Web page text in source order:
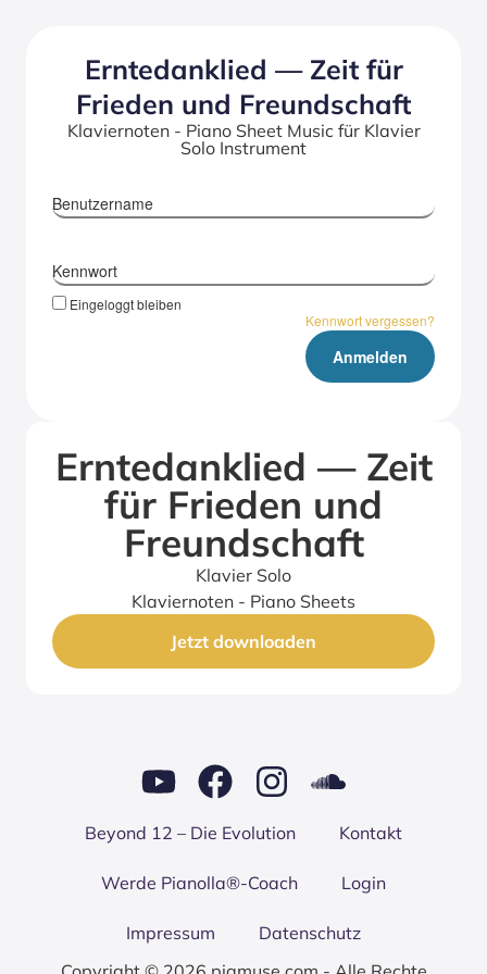
Ern­te­dank­lied — Zeit für
Frie­den und Freund­schaft
Klaviernoten - Piano Sheet Music für Klavier
Solo Instrument
Benutzername
Kennwort
Eingeloggt bleiben
Kennwort vergessen?
Ern­te­dank­lied — Zeit
für Frie­den und
Freund­schaft
Klavier Solo
Klaviernoten - Piano Sheets
Jetzt downloaden
Bey­ond 12 – Die Evo­lu­ti­on Kon­takt
Wer­de Pianolla®-Coach Log­in
Impres­sum
Daten­schutz